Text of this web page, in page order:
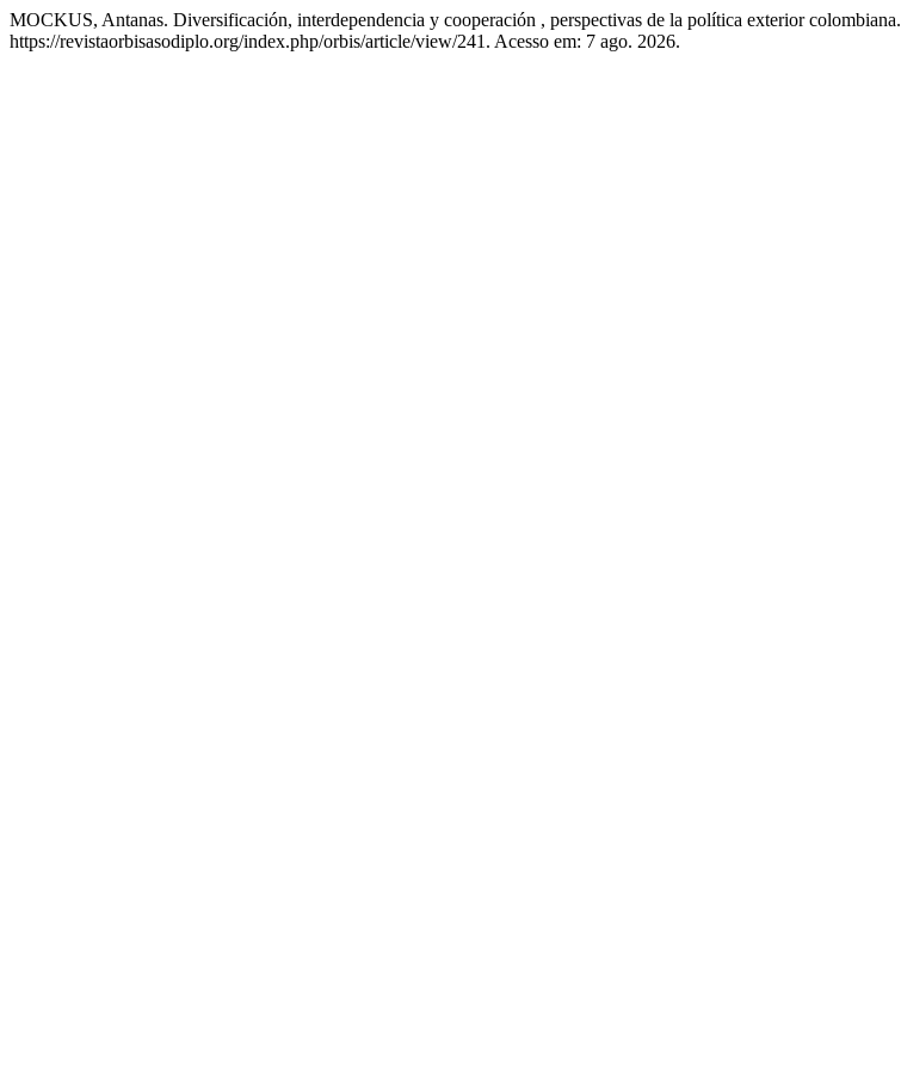
MOCKUS, Antanas. Diversificación, interdependencia y cooperación , perspectivas de la política exterior colombiana.
https://revistaorbisasodiplo.org/index.php/orbis/article/view/241. Acesso em: 7 ago. 2026.